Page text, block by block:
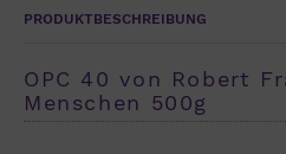
PRODUKTBESCHREIBUNG
OPC 40 von Robert
Menschen 500g